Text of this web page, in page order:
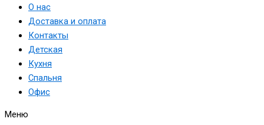
О нас
Доставка и оплата
Контакты
Детская
Кухня
Спальня
Офис
Меню